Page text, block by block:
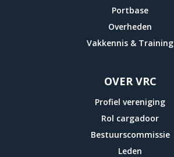
Portbase
Overheden
Vakkennis & Training
OVER VRC
Profiel vereniging
Rol cargadoor
Bestuurscommissie
Leden